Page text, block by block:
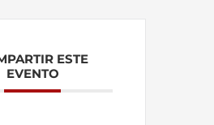
ESTE
EVENTO